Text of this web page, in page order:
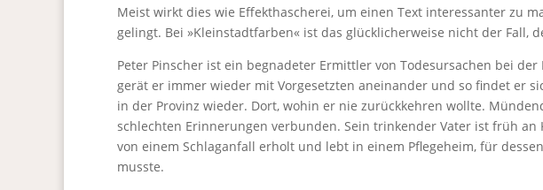
Meist wirkt dies wie Effekthascherei, um einen Text interessanter zu
gelingt. Bei »Kleinstadtfarben« ist das glücklicherweise nicht der Fall,
Peter Pinscher ist ein begnadeter Ermittler von Todesursachen bei
gerät er immer wieder mit Vorgesetzten aneinander und so findet er
in der Provinz wieder. Dort, wohin er nie zurückkehren wollte.
schlechten Erinnerungen verbunden. Sein trinkender Vater ist früh
von einem Schlaganfall erholt und lebt in einem Pflegeheim, für
musste.